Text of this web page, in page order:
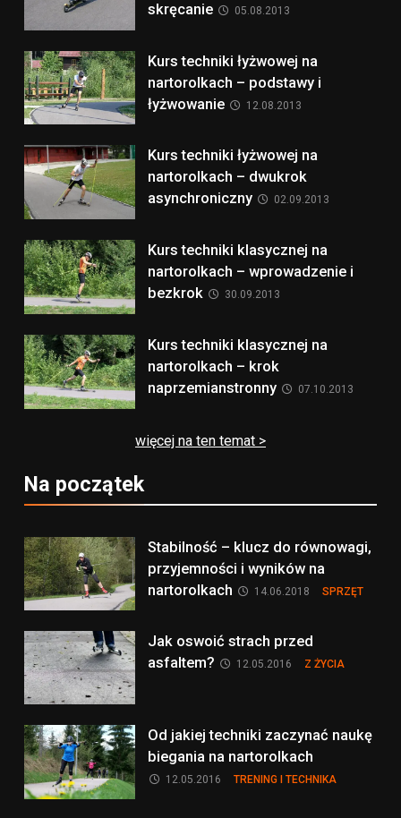
skręcanie
05.08.2013
Kurs techniki łyżwowej na
nartorolkach – podstawy i
łyżwowanie
12.08.2013
Kurs techniki łyżwowej na
nartorolkach – dwukrok
asynchroniczny
02.09.2013
Kurs techniki klasycznej na
nartorolkach – wprowadzenie i
bezkrok
30.09.2013
Kurs techniki klasycznej na
nartorolkach – krok
naprzemianstronny
07.10.2013
więcej na ten temat >
Na początek
Stabilność – klucz do równowagi,
przyjemności i wyników na
nartorolkach
14.06.2018 SPRZĘT
Jak oswoić strach przed
asfaltem?
12.05.2016 Z ŻYCIA
Od jakiej techniki zaczynać naukę
biegania na nartorolkach
12.05.2016 TRENING I TECHNIKA